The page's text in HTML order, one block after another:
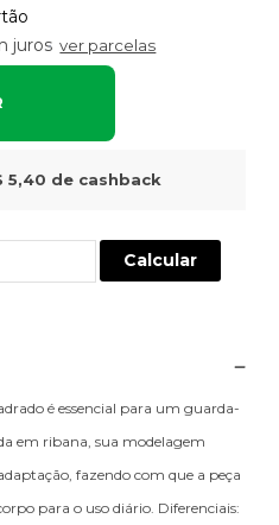
juros ver parcelas
5,40 de cashback
Calcular
é essencial para um guarda-
em ribana, sua modelagem
fazendo com que a peça
para o uso diário. Diferenciais: